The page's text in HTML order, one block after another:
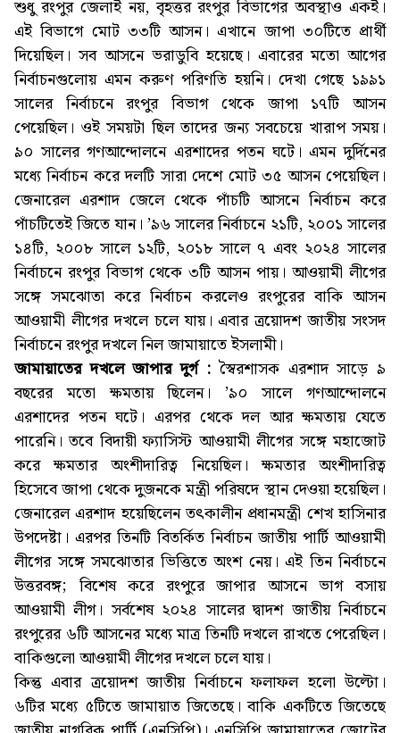
শুধু রংপুর জেলাই নয়, বৃহত্তর রংপুর বিভাগের অবস্থাও একই।
এই বিভাগে মোট ৩৩টি আসন। এখানে জাপা ৩০টিতে প্রার্থী
দিয়েছিল। সব আসনে ভরাডুবি হয়েছে। এবারের মতো আগের
নির্বাচনগুলোয় এমন করুণ পরিণতি হয়নি। দেখা গেছে ১৯৯১
সালের নির্বাচনে রংপুর বিভাগ থেকে জাপা ১৭টি আসন
পেয়েছিল। ওই সময়টা ছিল তাদের জন্য সবচেয়ে খারাপ সময়।
৯০ সালের গণআন্দোলনে এরশাদের পতন ঘটে। এমন দুর্দিনের
মধ্যে নির্বাচন করে দলটি সারা দেশে মোট ৩৫ আসন পেয়েছিল।
জেনারেল এরশাদ জেলে থেকে পাঁচটি আসনে নির্বাচন করে
পাঁচটিতেই জিতে যান। ’৯৬ সালের নির্বাচনে ২১টি, ২০০১ সালের
১৪টি, ২০০৮ সালে ১২টি, ২০১৮ সালে ৭ এবং ২০২৪ সালের
নির্বাচনে রংপুর বিভাগ থেকে ৩টি আসন পায়। আওয়ামী লীগের
সঙ্গে সমঝোতা করে নির্বাচন করলেও রংপুরের বাকি আসন
আওয়ামী লীগের দখলে চলে যায়। এবার ত্রয়োদশ জাতীয় সংসদ
নির্বাচনে রংপুর দখলে নিল জামায়াতে ইসলামী।
জামায়াতের দখলে জাপার দুর্গ :স্বৈরশাসক এরশাদ সাড়ে ৯
বছরের মতো ক্ষমতায় ছিলেন। ’৯০ সালে গণআন্দোলনে
এরশাদের পতন ঘটে। এরপর থেকে দল আর ক্ষমতায় যেতে
পারেনি। তবে বিদায়ী ফ্যাসিস্ট আওয়ামী লীগের সঙ্গে মহাজোট
করে ক্ষমতার অংশীদারিত্ব নিয়েছিল। ক্ষমতার অংশীদারিত্ব
হিসেবে জাপা থেকে দুজনকে মন্ত্রী পরিষদে স্থান দেওয়া হয়েছিল।
জেনারেল এরশাদ হয়েছিলেন তৎকালীন প্রধানমন্ত্রী শেখ হাসিনার
উপদেষ্টা। এরপর তিনটি বিতর্কিত নির্বাচন জাতীয় পার্টি আওয়ামী
লীগের সঙ্গে সমঝোতার ভিত্তিতে অংশ নেয়। এই তিন নির্বাচনে
উত্তরবঙ্গ; বিশেষ করে রংপুরে জাপার আসনে ভাগ বসায়
আওয়ামী লীগ। সর্বশেষ ২০২৪ সালের দ্বাদশ জাতীয় নির্বাচনে
রংপুরের ৬টি আসনের মধ্যে মাত্র তিনটি দখলে রাখতে পেরেছিল।
বাকিগুলো আওয়ামী লীগের দখলে চলে যায়।
কিন্তু এবার ত্রয়োদশ জাতীয় নির্বাচনে ফলাফল হলো উল্টো।
৬টির মধ্যে ৫টিতে জামায়াত জিতেছে। বাকি একটিতে জিতেছে